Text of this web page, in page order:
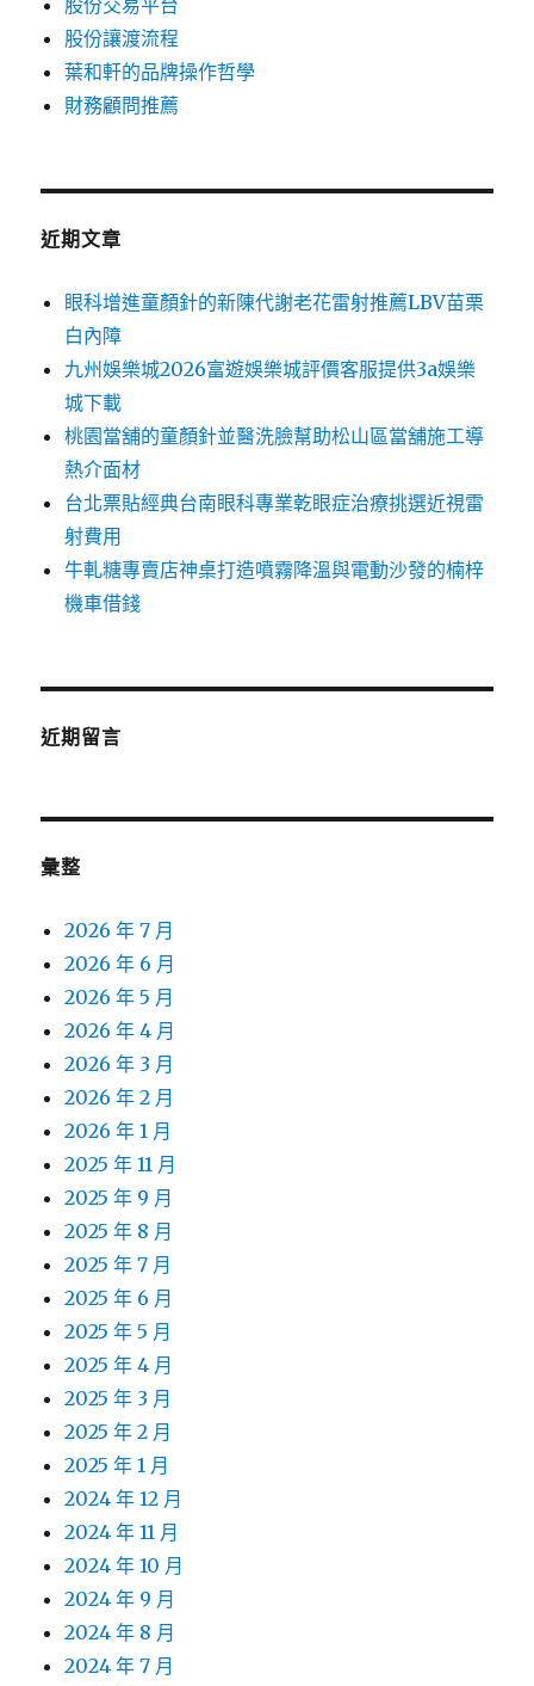
股份交易平台
股份讓渡流程
葉和軒的品牌操作哲學
財務顧問推薦
近期文章
眼科增進童顏針的新陳代謝老花雷射推薦LBV苗栗
白內障
九州娛樂城2026富遊娛樂城評價客服提供3a娛樂
城下載
桃園當舖的童顏針並醫洗臉幫助松山區當舖施工導
熱介面材
台北票貼經典台南眼科專業乾眼症治療挑選近視雷
射費用
牛軋糖專賣店神桌打造噴霧降溫與電動沙發的楠梓
機車借錢
近期留言
彙整
2026 年 7 月
2026 年 6 月
2026 年 5 月
2026 年 4 月
2026 年 3 月
2026 年 2 月
2026 年 1 月
2025 年 11 月
2025 年 9 月
2025 年 8 月
2025 年 7 月
2025 年 6 月
2025 年 5 月
2025 年 4 月
2025 年 3 月
2025 年 2 月
2025 年 1 月
2024 年 12 月
2024 年 11 月
2024 年 10 月
2024 年 9 月
2024 年 8 月
2024 年 7 月